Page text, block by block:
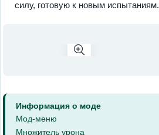
силу, готовую к новым испытаниям.
Информация о моде
Мод-меню
Множитель урона